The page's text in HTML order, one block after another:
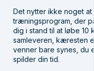
Det nytter ikke noget
træningsprogram, der
dig i stand til at løbe 10
samleveren, kæresten
venner bare synes, du
spilder din tid.